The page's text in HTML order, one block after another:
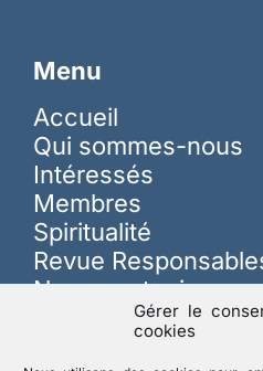
Gérer le
cookies
Menu
Accueil
Qui sommes-nous
Intéressés
Membres
Spiritualité
Revue
Nous soutenir